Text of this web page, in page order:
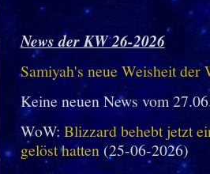
News der KW 26-2026
Samiyah's neue Weisheit der
Keine neuen News vom
WoW: Blizzard behebt jetzt
gelöst hatten(25-06-2026)